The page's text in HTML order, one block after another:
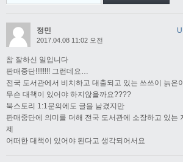
정민
2017.04.08 11:02 오전
참 잘하신 일입니다
판매중단!!!!!!!! 그런데요…
전국 도서관에서 비치하고 대출되고 있는 쓰쓰이 늙은
무슨 대책이 있어야 하지않을까요????
북스토리 1:1문의에도 글을 남겼지만
판매중단에 의미를 더해 전국 도서관에 소장하고 있는
제
어떠한 대책이 있어야 된다고 생각되어서요